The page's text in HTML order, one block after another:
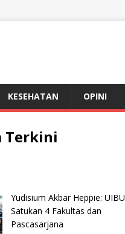
KESEHATAN OPINI
Terkini
Yudisium Akbar Heppie: UIBU
Satukan 4 Fakultas dan
Pascasarjana